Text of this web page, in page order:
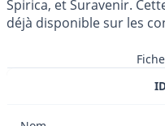
Spirica, et Suravenir.
déjà disponible sur les